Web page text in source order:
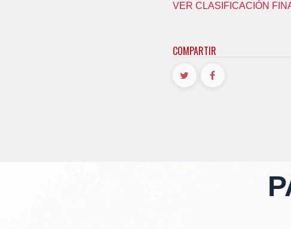
VER CLASIFICACIÓN
COMPARTIR